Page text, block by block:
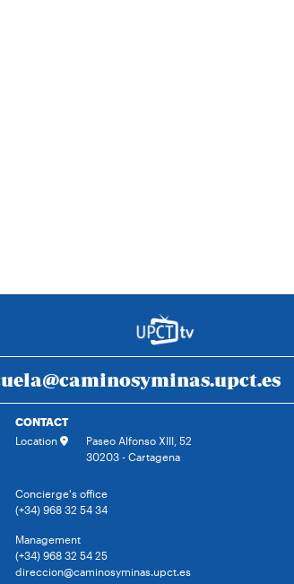
CONTACT
Location
Paseo Alfonso XIII, 52
30203 - Cartagena
Concierge's office
(+34) 968 32 54 34
Management
(+34) 968 32 54 25
direccion@caminosyminas.upct.es